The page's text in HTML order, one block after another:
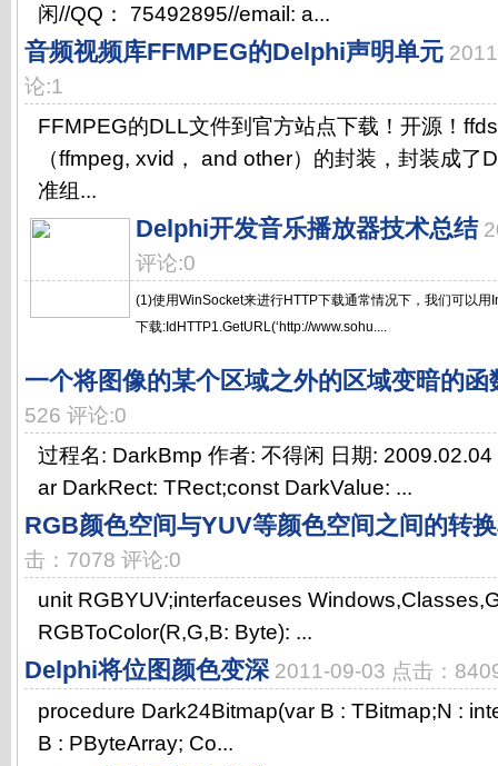
闲//QQ： 75492895//email: a...
音频视频库FFMPEG的Delphi声明单元
论:1
FFMPEG的DLL文件到官方站点下载！开源！
（ffmpeg, xvid， and other）的封装，封装成了
准组...
Delphi开发音乐播放器技术总结
评论:0
(1)使用WinSocket来进行HTTP下载通常情况下，我们可以
下载:IdHTTP1.GetURL(‘http://www.sohu....
一个将图像的某个区域之外的区域变暗的函
526 评论:0
过程名: DarkBmp 作者: 不得闲 日期:
ar DarkRect: TRect;const DarkValue: ...
RGB颜色空间与YUV等颜色空间之间的转
击：7078 评论:0
unit RGBYUV;interfaceuses
RGBToColor(R,G,B: Byte): ...
Delphi将位图颜色变深 2011-09-03 点击：
procedure Dark24Bitmap(var B : TBitmap;N :
B : PByteArray; Co...